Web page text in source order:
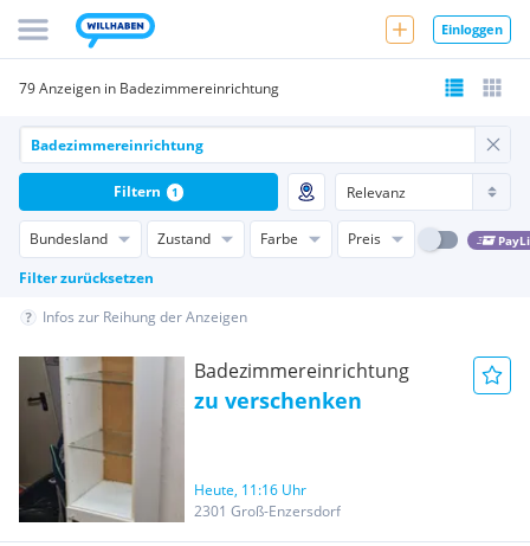
Einloggen
79 Anzeigen in Badezimmereinrichtung
Bundesland Zustand Farbe Preis
Filter zurücksetzen
Filtern 1
Infos zur Reihung der Anzeigen
Badezimmereinrichtung
zu verschenken
Heute, 11:16 Uhr
2301 Groß-Enzersdorf